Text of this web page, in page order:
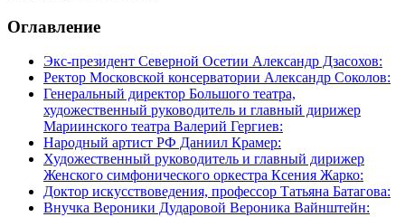
Оглавление
Экс-президент Северной Осетии Александр Дзасохов:
Ректор Московской консерватории Александр Соколов:
Генеральный директор Большого театра,
художественный руководитель и главный дирижер
Мариинского театра Валерий Гергиев:
Народный артист РФ Даниил Крамер:
Художественный руководитель и главный дирижер
Женского симфонического оркестра Ксения Жарко:
Доктор искусствоведения, профессор Татьяна Батагова:
Внучка Вероники Дударовой Вероника Вайнштейн: